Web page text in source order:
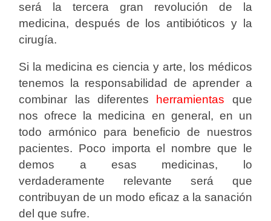
será la tercera gran revolución de la
medicina, después de los antibióticos y la
cirugía.
Si la medicina es ciencia y arte, los médicos
tenemos la responsabilidad de aprender a
combinar las diferentes herramientas que
nos ofrece la medicina en general, en un
todo armónico para beneficio de nuestros
pacientes. Poco importa el nombre que le
demos a esas medicinas, lo
verdaderamente relevante será que
contribuyan de un modo eficaz a la sanación
del que sufre.